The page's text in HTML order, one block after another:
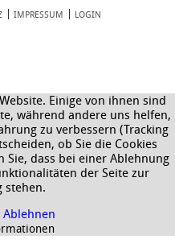
IMPRESSUM LOGIN
Einige von ihnen sind
während andere uns helfen,
zu verbessern (Tracking
ob Sie die Cookies
Sie, dass bei einer Ablehnung
der Seite zur
stehen.
Ablehnen